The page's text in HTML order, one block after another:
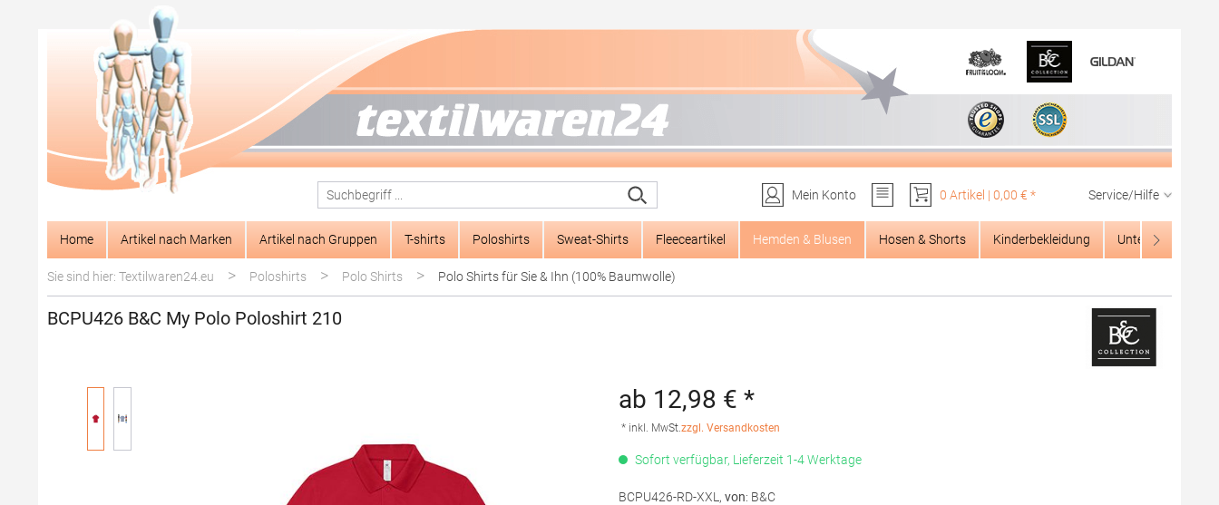
Zur Hauptnavigation springen
Mein Konto
0 Artikel | 0,00 € * Service/Hilfe
Home Artikel nach Marken Artikel nach Gruppen T-shirts Poloshirts Sweat-Shirts Fleeceartikel Hemden & Blusen Hosen & Shorts Kinderbekleidung Unterwäsche
Sie sind hier: Textilwaren24.eu > Poloshirts > Polo Shirts > Polo Shirts für Sie & Ihn (100% Baumwolle)
BCPU426 B&C My Polo Poloshirt 210
ab 12,98 € *
* inkl. MwSt.zzgl. Versandkosten
Sofort verfügbar, Lieferzeit 1-4 Werktage
BCPU426-RD-XXL , von: B&C